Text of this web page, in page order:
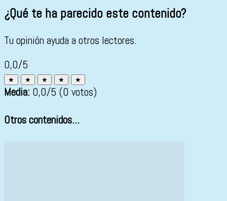
¿Qué te ha parecido este contenido?
Tu opinión ayuda a otros lectores.
0,0/5
★ ★ ★ ★ ★
Media: 0,0/5 (0 votos)
Otros contenidos...